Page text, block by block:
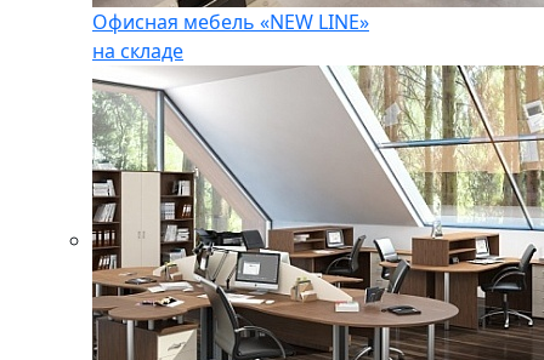
Офисная мебель «NEW LINE»
на складе